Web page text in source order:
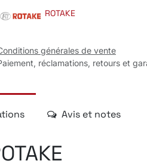
ROTAKE
générales de vente
réclamations, retours et
Avis et notes